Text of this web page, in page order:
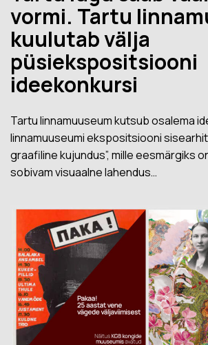
vormi. Tartu
kuulutab välja
püsiekspositsiooni
ideekonkursi
Tartu linnamuuseum kutsub osalema
linnamuuseumi ekspositsiooni
graafiline kujundus”, mille eesmärgiks
sobivam visuaalne lahendus…